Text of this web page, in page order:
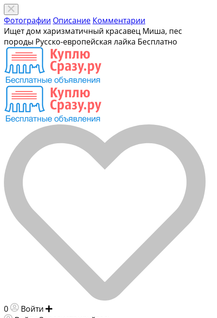
Фотографии Описание Комментарии
Ищет дом харизматичный красавец Миша, пес
породы Русско-европейская лайка Бесплатно
0 Войти